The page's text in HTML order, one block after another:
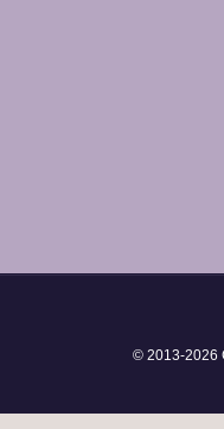
© 2013-2026